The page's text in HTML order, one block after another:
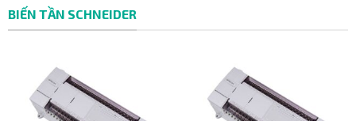
BIẾN TẦN SCHNEIDER